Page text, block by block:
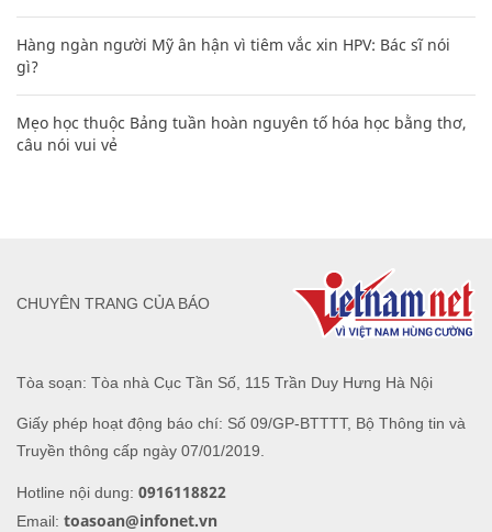
Hàng ngàn người Mỹ ân hận vì tiêm vắc xin HPV: Bác sĩ nói
gì?
Mẹo học thuộc Bảng tuần hoàn nguyên tố hóa học bằng thơ,
câu nói vui vẻ
Tòa soạn: Tòa nhà Cục Tần Số, 115 Trần Duy Hưng Hà Nội
Giấy phép hoạt động báo chí: Số 09/GP-BTTTT, Bộ Thông tin và
Truyền thông cấp ngày 07/01/2019.
Hotline nội dung: 0916118822
Email: toasoan@infonet.vn
CHUYÊN TRANG CỦA BÁO